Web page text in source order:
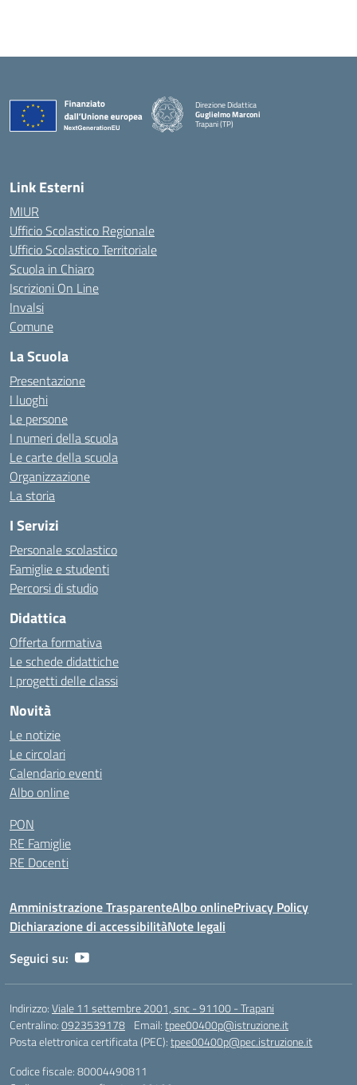
Direzione Didattica
Guglielmo Marconi
Trapani (TP)
Link Esterni
MIUR
Ufficio Scolastico Regionale
Ufficio Scolastico Territoriale
Scuola in Chiaro
Iscrizioni On Line
Invalsi
Comune
La Scuola
Presentazione
I luoghi
Le persone
I numeri della scuola
Le carte della scuola
Organizzazione
La storia
I Servizi
Personale scolastico
Famiglie e studenti
Percorsi di studio
Didattica
Offerta formativa
Le schede didattiche
I progetti delle classi
Novità
Le notizie
Le circolari
Calendario eventi
Albo online
PON
RE Famiglie
RE Docenti
Amministrazione TrasparenteAlbo onlinePrivacy Policy
Dichiarazione di accessibilitàNote legali
Seguici su:
Indirizzo:Viale 11 settembre 2001, snc - 91100 - Trapani
Centralino:0923539178 Email:tpee00400p@istruzione.it
Posta elettronica certificata (PEC):tpee00400p@pec.istruzione.it
Codice fiscale: 80004490811